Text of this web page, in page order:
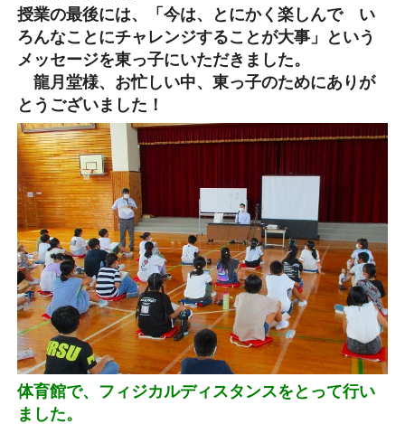
授業の最後には、「今は、とにかく楽しんで い
ろんなことにチャレンジすることが大事」という
メッセージを東っ子にいただきました。
龍月堂様、お忙しい中、東っ子のためにありが
とうございました！
体育館で、フィジカルディスタンスをとって行い
ました。